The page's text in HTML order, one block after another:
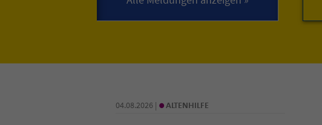
04.08.2026 | • ALTENHILFE